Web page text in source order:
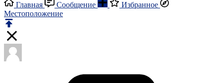
Главная
Сообщение
Избранное
Местоположение